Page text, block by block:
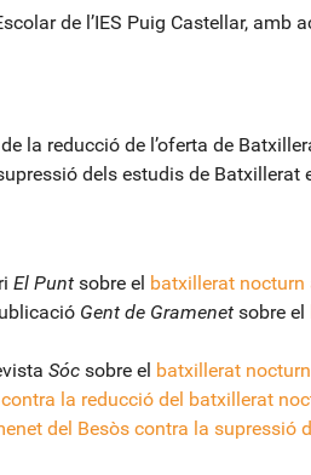
de l’IES Puig Castellar,
la reducció de l’oferta de
dels estudis de
El Punt sobre el batxillerat
Gent de Gramenetsobre el
Sócsobre el batxillerat
la reducció del batxillerat
del Besòs contra la supressió